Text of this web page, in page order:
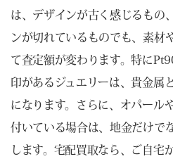
は、デザインが古く感じるもの
ンが切れているものでも、素材
て査定額が変わります。特に
印があるジュエリーは、貴金属
になります。さらに、オパール
付いている場合は、地金だけで
します。宅配買取なら、ご自宅